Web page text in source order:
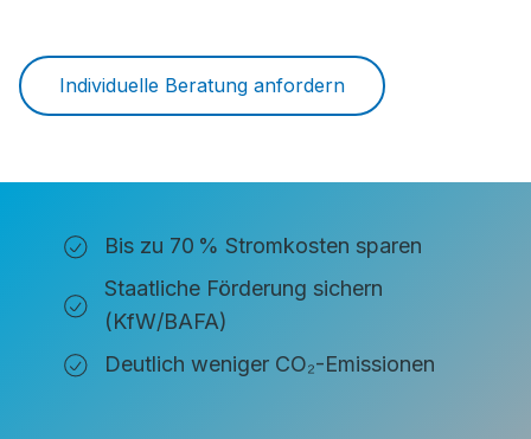
Individuelle Beratung anfordern
Bis zu 70 % Stromkosten sparen
Staatliche Förderung sichern
(KfW/BAFA)
Deutlich weniger CO₂-Emissionen